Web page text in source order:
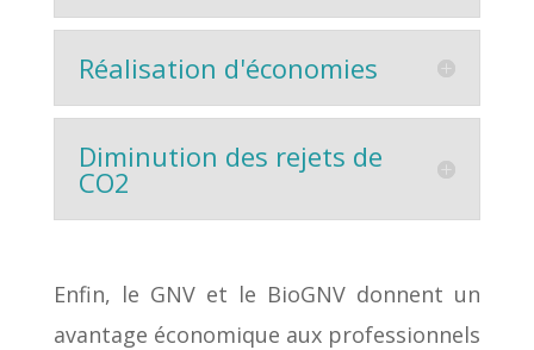
Réalisation d'économies
Diminution des rejets de
CO2
Enfin, le GNV et le BioGNV donnent un
avantage économique aux professionnels